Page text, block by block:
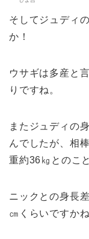
そしてジュディ
か！
ウサギは多産と
りですね。
またジュディの
んでしたが、相
重約36㎏とのこと
ニックとの身長
㎝くらいですか